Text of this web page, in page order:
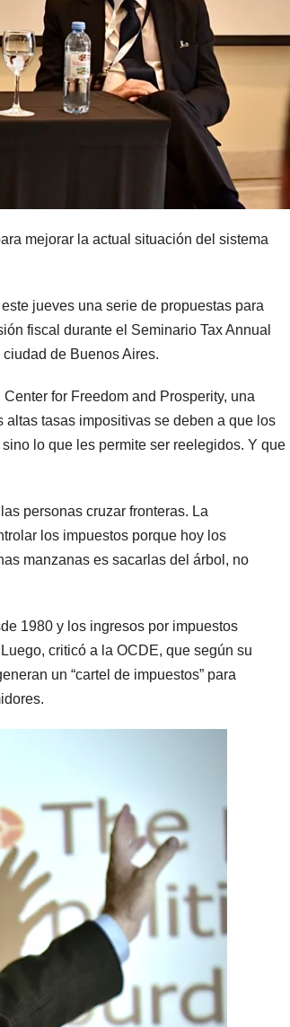
mejorar la actual situación del sistema
jueves una serie de propuestas para
fiscal durante el Seminario Tax Annual
de Buenos Aires.
for Freedom and Prosperity, una
tasas impositivas se deben a que los
lo que les permite ser reelegidos. Y que
personas cruzar fronteras. La
los impuestos porque hoy los
manzanas es sacarlas del árbol, no
1980 y los ingresos por impuestos
criticó a la OCDE, que según su
un “cartel de impuestos” para